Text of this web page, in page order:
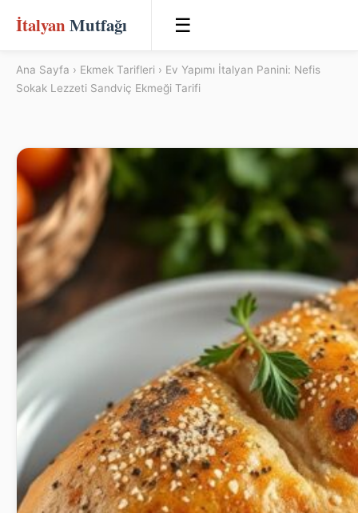
İtalyan Mutfağı ☰
Ana Sayfa › Ekmek Tarifleri › Ev Yapımı İtalyan Panini: Nefis
Sokak Lezzeti Sandviç Ekmeği Tarifi